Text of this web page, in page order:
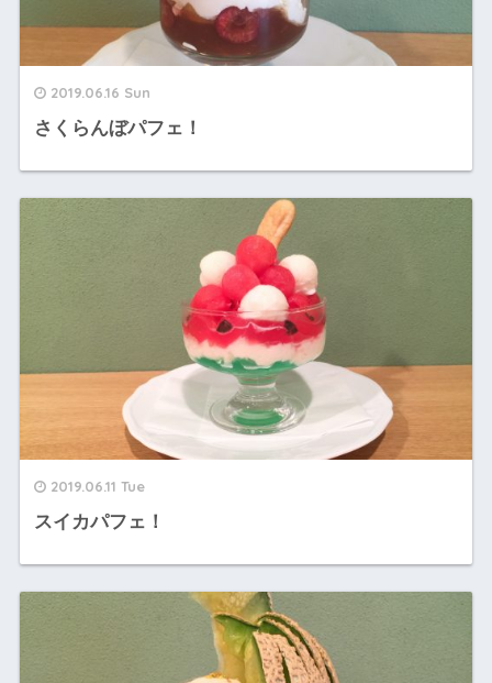
2019.06.16 Sun
さくらんぼパフェ！
2019.06.11 Tue
スイカパフェ！